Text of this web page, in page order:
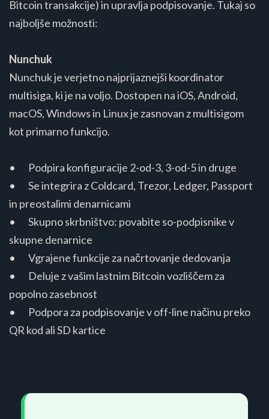
Bitcoin transakcije) in upravlja podpisovanje. Tukaj so
najboljše možnosti:
Nunchuk
Nunchuk je verjetno najprijaznejši koordinator
multisiga, ki je na voljo. Dostopen na iOS, Android,
macOS, Windows in Linux je zasnovan z multisigom
kot primarno funkcijo.
• Podpira konfiguracije 2-od-3, 3-od-5 in druge
• Se integrira z Coldcard, Trezor, Ledger, Passport
in preostalimi denarnicami
• Skupno skrbništvo: povabite so-podpisnike v
skupne denarnice
• Vgrajene funkcije za načrtovanje dedovanja
• Deluje z vašim lastnim Bitcoin vozliščem za
popolno zasebnost
• Podpora za podpisovanje v off-line načinu preko
QR kod ali SD kartice